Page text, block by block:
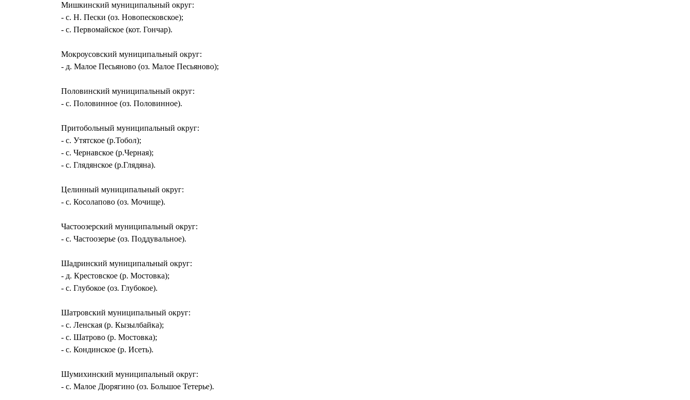
Мишкинский муниципальный округ:
- с. Н. Пески (оз. Новопесковское);
- с. Первомайское (кот. Гончар).
Мокроусовский муниципальный округ:
- д. Малое Песьяново (оз. Малое Песьяново);
Половинский муниципальный округ:
- с. Половинное (оз. Половинное).
Притобольный муниципальный округ:
- с. Утятское (р.Тобол);
- с. Чернавское (р.Черная);
- с. Глядянское (р.Глядяна).
Целинный муниципальный округ:
- с. Косолапово (оз. Мочище).
Частоозерский муниципальный округ:
- с. Частоозерье (оз. Поддувальное).
Шадринский муниципальный округ:
- д. Крестовское (р. Мостовка);
- с. Глубокое (оз. Глубокое).
Шатровский муниципальный округ:
- с. Ленская (р. Кызылбайка);
- с. Шатрово (р. Мостовка);
- с. Кондинское (р. Исеть).
Шумихинский муниципальный округ:
- с. Малое Дюрягино (оз. Большое Тетерье).